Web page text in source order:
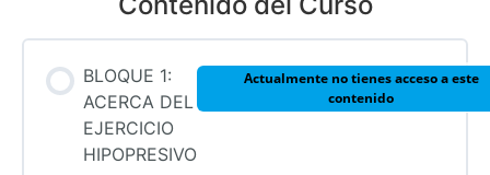
BLOQUE 1:
ACERCA DEL
EJERCICIO
HIPOPRESIVO
Actualmente no tienes acceso a este
contenido